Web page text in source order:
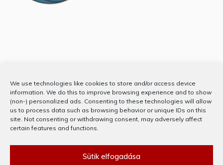
We use technologies like cookies to store and/or access device
information. We do this to improve browsing experience and to show
(non-) personalized ads. Consenting to these technologies will allow
us to process data such as browsing behavior or unique IDs on this
site. Not consenting or withdrawing consent, may adversely affect
certain features and functions.
Sütik elfogadása
Partnerünk